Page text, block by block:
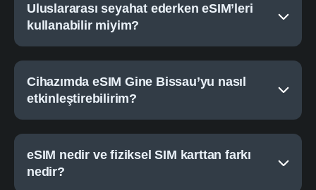
Uluslararası seyahat ederken eSIM’leri
kullanabilir miyim?
Cihazımda eSIM Gine Bissau’yu nasıl
etkinleştirebilirim?
eSIM nedir ve fiziksel SIM karttan farkı
nedir?